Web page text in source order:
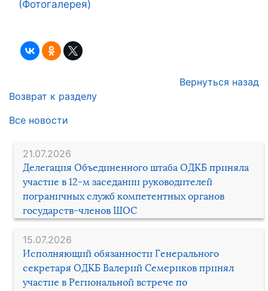
21.07.2026
Делегация Объединенного штаба ОДКБ приняла
участие в 12-м заседании руководителей
пограничных служб компетентных органов
государств-членов ШОС
15.07.2026
Исполняющий обязанности Генерального
секретаря ОДКБ Валерий Семериков принял
участие в Региональной встрече по
(Фотогалерея)
Вернуться назад
Возврат к разделу
Все новости